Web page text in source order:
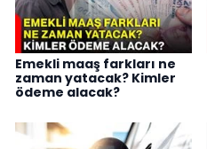
Emekli maaş farkları ne
zaman yatacak? Kimler
ödeme alacak?